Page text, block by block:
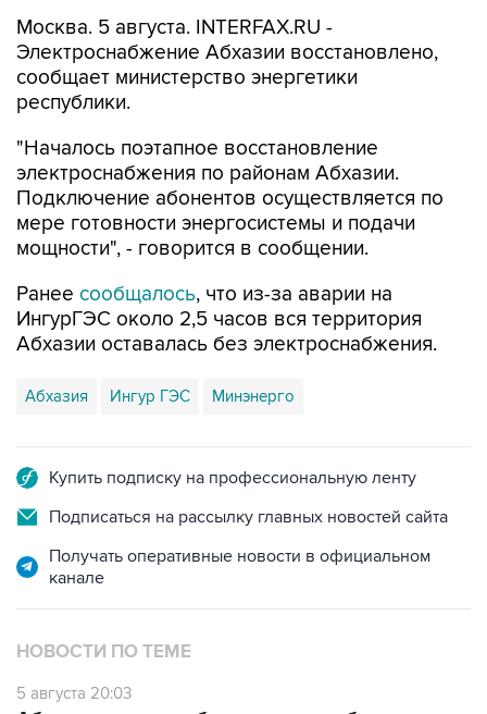
сообщает министерство энергетики
республики.
"Началось поэтапное восстановление
Подключение абонентов осуществляется по
мере готовности энергосистемы и подачи
мощности", - говорится в сообщении.
Ранеесообщалось, что из-за аварии на
Абхазии оставалась без электроснабжения.
Абхазия Ингур ГЭС Минэнерго
Подписаться на рассылку главных новостей сайта
Получать оперативные новости в официальном
НОВОСТИ ПО ТЕМЕ
5 августа 20:03
за аварии на ИнгурГЭС